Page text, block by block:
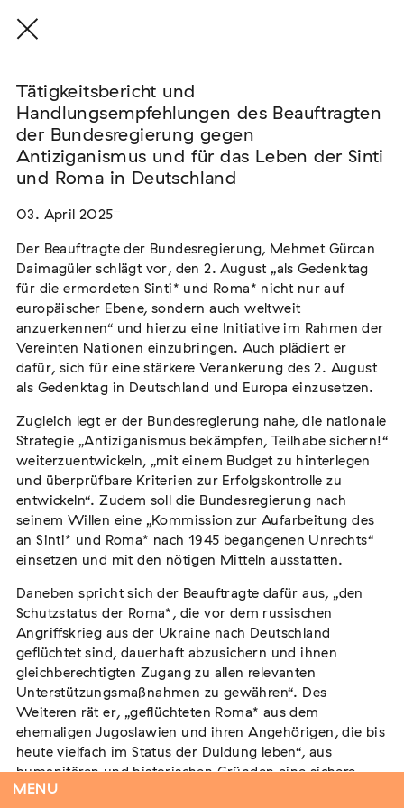
MENU
Tätigkeitsbericht und
Handlungsempfehlungen des
Beauftragten der
Bundesregierung gegen
Antiziganismus und für das
Leben der Sinti und Roma in
Deutschland
Der Beauftragte der Bundesregierung, Mehmet Gürcan
Daimagüler schlägt vor, den 2. August „als Gedenktag für
europäischer Ebene, sondern auch weltweit
anzuerkennen“ und hierzu eine Initiative im Rahmen der
Vereinten Nationen einzubringen. Auch plädiert er dafür,
sich für eine stärkere Verankerung des 2. August als
Gedenktag in Deutschland und Europa einzusetzen.
Zugleich legt er der Bundesregierung nahe, die nationale
Strategie „Antiziganismus bekämpfen, Teilhabe sichern!“
und überprüfbare Kriterien zur Erfolgskontrolle zu
entwickeln“. Zudem soll die Bundesregierung nach
seinem Willen eine „Kommission zur Aufarbeitung des an
Sinti* und Roma* nach 1945 begangenen Unrechts“
einsetzen und mit den nötigen Mitteln ausstatten.
Daneben spricht sich der Beauftragte dafür aus, „den
Schutzstatus der Roma*, die vor dem russischen
Angriffskrieg aus der Ukraine nach Deutschland
geflüchtet sind, dauerhaft abzusichern und ihnen
gleichberechtigten Zugang zu allen relevanten
Tätigkeitsbericht und
Handlungsempfehlungen des Beauftragten
der Bundesregierung gegen
Antiziganismus und für das Leben der Sinti
und Roma in Deutschland
03. April 2025
Der Beauftragte der Bundesregierung, Mehmet Gürcan
Daimagüler schlägt vor, den 2. August „als Gedenktag
für die ermordeten Sinti* und Roma* nicht nur auf
europäischer Ebene, sondern auch weltweit
anzuerkennen“ und hierzu eine Initiative im Rahmen der
Vereinten Nationen einzubringen. Auch plädiert er
dafür, sich für eine stärkere Verankerung des 2. August
als Gedenktag in Deutschland und Europa einzusetzen.
Zugleich legt er der Bundesregierung nahe, die nationale
Strategie „Antiziganismus bekämpfen, Teilhabe sichern!“
weiterzuentwickeln, „mit einem Budget zu hinterlegen
und überprüfbare Kriterien zur Erfolgskontrolle zu
entwickeln“. Zudem soll die Bundesregierung nach
seinem Willen eine „Kommission zur Aufarbeitung des
an Sinti* und Roma* nach 1945 begangenen Unrechts“
einsetzen und mit den nötigen Mitteln ausstatten.
Daneben spricht sich der Beauftragte dafür aus, „den
Schutzstatus der Roma*, die vor dem russischen
Angriffskrieg aus der Ukraine nach Deutschland
geflüchtet sind, dauerhaft abzusichern und ihnen
gleichberechtigten Zugang zu allen relevanten
Unterstützungsmaßnahmen zu gewähren“. Des
Weiteren rät er, „geflüchteten Roma* aus dem
ehemaligen Jugoslawien und ihren Angehörigen, die bis
heute vielfach im Status der Duldung leben“, aus
humanitären und historischen Gründen eine sichere
Bleibeperspektive zu eröffnen.